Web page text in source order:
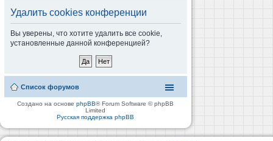
Удалить cookies конференции
Вы уверены, что хотите удалить все cookie,
установленные данной конференцией?
Список форумов
Создано на основеphpBB® Forum Software © phpBB
Limited
Русская поддержка phpBB